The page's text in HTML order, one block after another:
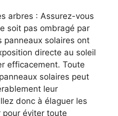
arbres : Assurez-vous
soit pas ombragé par
panneaux solaires ont
directe au‌ soleil
efficacement. ​Toute
solaires peut
‌leur
donc à ‍élaguer les⁤
pour éviter toute